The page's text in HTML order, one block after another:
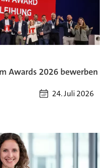
Awards 2026 bewerben
24. Juli 2026